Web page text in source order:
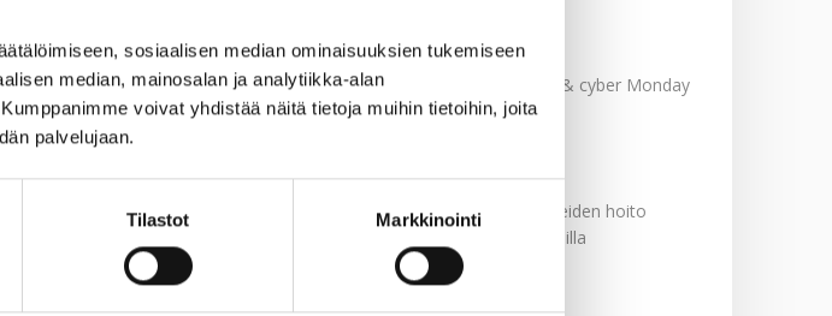
sosiaalisen median ominaisuuksien tukemiseen
median, mainosalan ja analytiikka-alan
voivat yhdistää näitä tietoja muihin tietoihin, joita
palvelujaan.
Tilastot Markkinointi
Black Friday & cyber Monday
2024!
Nahkakalusteiden hoito
Softcare aineilla
30.10.2024